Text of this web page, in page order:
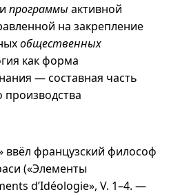
и программы активной
на закрепление
общественных
как форма
— составная часть
производства
ввёл французский философ
(«Элементы
d’Idéologie», V. 1–4. —